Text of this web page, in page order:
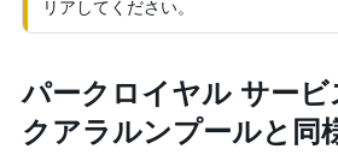
リアしてください。
パークロイヤル サービ
クアラルンプールと同